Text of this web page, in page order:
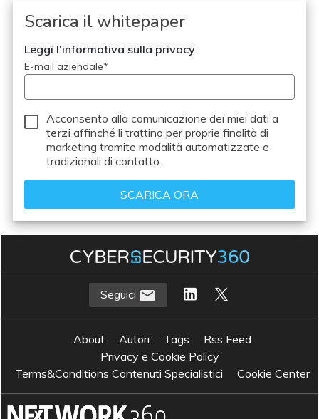
Scarica il whitepaper
Leggi l'informativa sulla privacy
E-mail aziendale*
Acconsento alla comunicazione dei miei dati a
terzi affinché li trattino per proprie finalità di
marketing tramite modalità automatizzate e
tradizionali di contatto.
Seguici
About Autori Tags
Rss Feed
Privacy e Cookie Policy
Terms&Conditions Contenuti Specialistici
Cookie Center